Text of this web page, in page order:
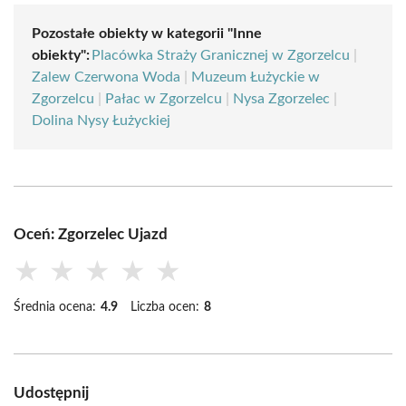
Pozostałe obiekty w kategorii "Inne
obiekty": Placówka Straży Granicznej w Zgorzelcu
Zalew Czerwona Woda
Muzeum Łużyckie w
Zgorzelcu
Pałac w Zgorzelcu Nysa Zgorzelec
Dolina Nysy Łużyckiej
Oceń: Zgorzelec Ujazd
★ ★ ★ ★ ★
Średnia ocena: 4.9 Liczba ocen: 8
Udostępnij